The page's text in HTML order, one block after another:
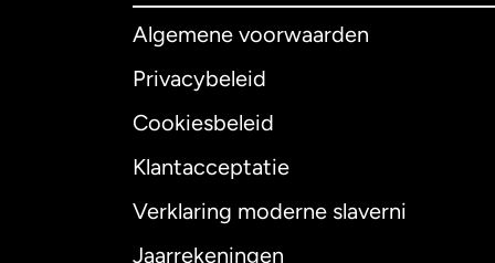
Algemene voorwaarden
Privacybeleid
Cookiesbeleid
Klantacceptatie
Verklaring moderne slaverni
Jaarrekeningen